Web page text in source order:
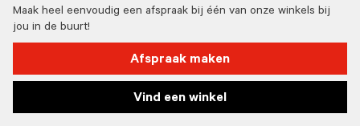
Maak heel eenvoudig een afspraak bij één van onze winkels bij
jou in de buurt!
Afspraak maken
Vind een winkel